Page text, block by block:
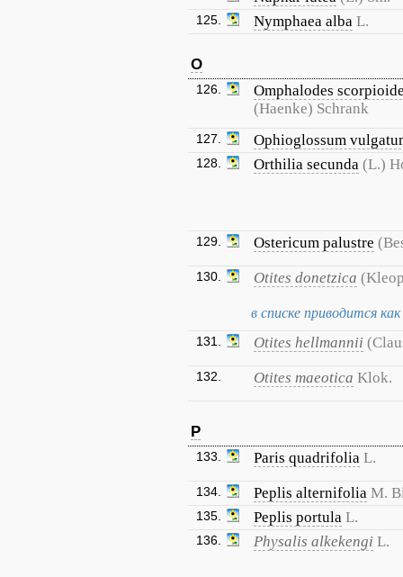
125. Nymphaea alba L.
O
126.
Omphalodes
(Haenke) Schrank
127. Ophioglossum
128. Orthilia secunda (L.)
129. Ostericum palustre
130. Otites donetzica
в списке приводится
131. Otites hellmannii
132. Otites maeotica Klok.
P
133. Paris quadrifolia L.
134. Peplis alternifolia M.
135. Peplis portula L.
136. Physalis alkekengi L.